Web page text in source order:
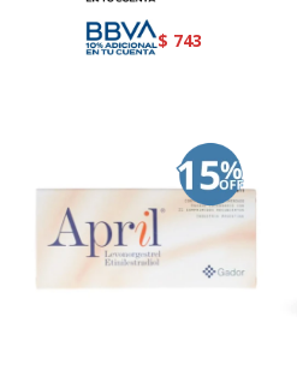
$ 743